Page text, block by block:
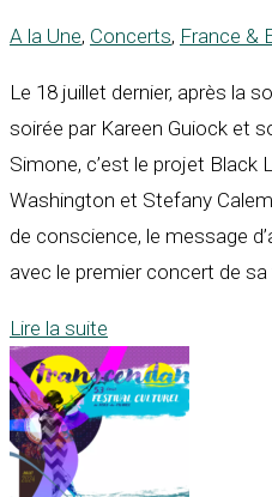
A la Une, Concerts, France &
Le 18 juillet dernier, après la
soirée par Kareen Guiock et
Simone, c’est le projet Black
Washington et Stefany
de conscience, le message
avec le premier concert de
Lire la suite